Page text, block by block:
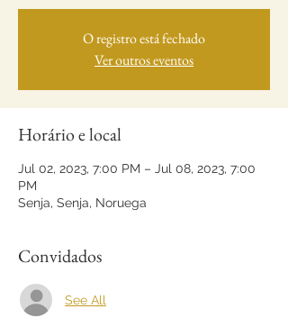
O registro está fechado
Ver outros eventos
Horário e local
Jul 02, 2023, 7:00 PM – Jul 08, 2023, 7:00
PM
Senja, Senja, Noruega
Convidados
See All